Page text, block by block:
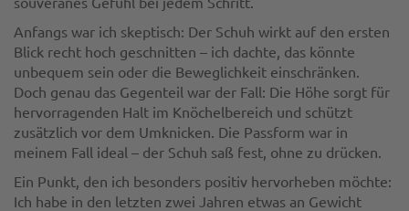
Anfangs war ich skeptisch: Der Schuh wirkt auf den ersten
Blick recht hoch geschnitten – ich dachte, das könnte
unbequem sein oder die Beweglichkeit einschränken.
Doch genau das Gegenteil war der Fall: Die Höhe sorgt für
hervorragenden Halt im Knöchelbereich und schützt
zusätzlich vor dem Umknicken. Die Passform war in
meinem Fall ideal – der Schuh saß fest, ohne zu drücken.
Ein Punkt, den ich besonders positiv hervorheben möchte:
Ich habe in den letzten zwei Jahren etwas an Gewicht